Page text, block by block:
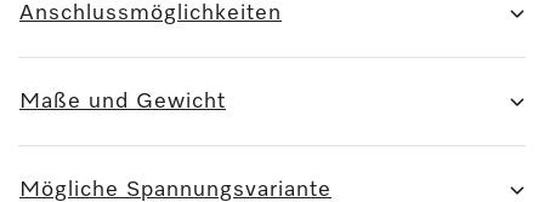
Anschlussmöglichkeiten
Maße und Gewicht
Mögliche Spannungsvariante